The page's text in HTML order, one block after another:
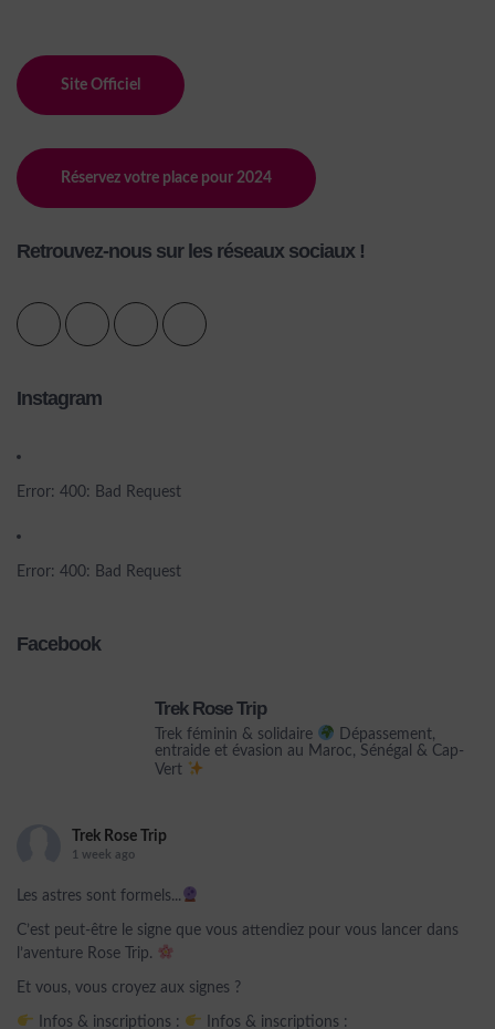
Site Officiel
Réservez votre place pour 2024
Retrouvez-nous sur les réseaux sociaux !
Instagram
Error: 400: Bad Request
Error: 400: Bad Request
Facebook
Trek Rose Trip
Trek féminin & solidaire
Dépassement,
entraide et évasion au Maroc, Sénégal & Cap-
Vert
Trek Rose Trip
1 week ago
Les astres sont formels...
C’est peut-être le signe que vous attendiez pour vous lancer dans
l’aventure Rose Trip.
Et vous, vous croyez aux signes ?
Infos & inscriptions : Infos & inscriptions :